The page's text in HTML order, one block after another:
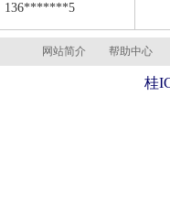
136*******5
网站简介 帮助中心
桂